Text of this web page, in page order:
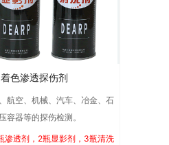
色渗透探伤剂
航空、机械、汽车、冶金、石
容器等的探伤检测。
渗透剂，2瓶显影剂，3瓶清洗